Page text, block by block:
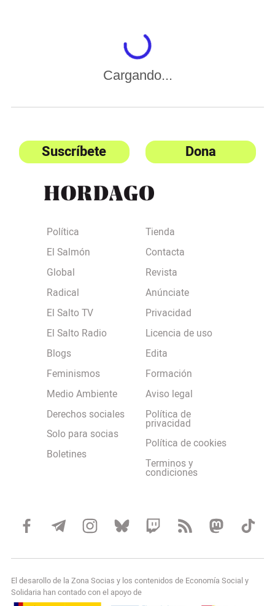
Cargando...
Suscríbete Dona
Política
El Salmón
Global
Radical
El Salto TV
El Salto Radio
Blogs
Feminismos
Medio Ambiente
Derechos sociales
Solo para socias
Boletines
Tienda
Contacta
Revista
Anúnciate
Privacidad
Licencia de uso
Edita
Formación
Aviso legal
Política de
privacidad
Política de cookies
Terminos y
condiciones
El desarollo de la Zona Socias y los contenidos de Economía Social y
Solidaria han contado con el apoyo de